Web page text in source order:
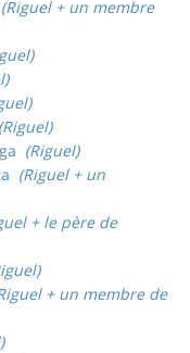
(Riguel + un membre
(Riguel)
(Riguel)
(Riguel + un
+ le père de
+ un membre de